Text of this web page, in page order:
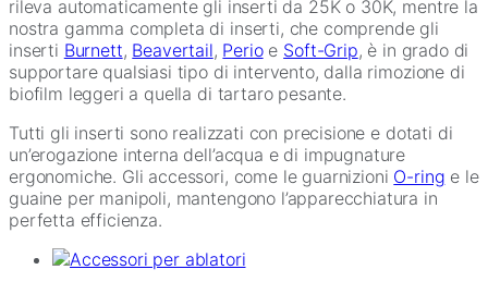
rileva automaticamente gli inserti da 25K o 30K, mentre la
nostra gamma completa di inserti, che comprende gli
inserti Burnett, Beavertail, Perioe Soft-Grip, è in grado di
supportare qualsiasi tipo di intervento, dalla rimozione di
biofilm leggeri a quella di tartaro pesante.
Tutti gli inserti sono realizzati con precisione e dotati di
un’erogazione interna dell’acqua e di impugnature
ergonomiche. Gli accessori, come le guarnizioni O-ring e le
guaine per manipoli, mantengono l’apparecchiatura in
perfetta efficienza.